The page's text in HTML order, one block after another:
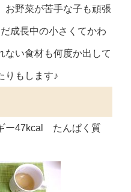
お野菜が苦手な子も頑張
成長中の小さくてかわ
ない食材も何度か出して
りもします♪
ー47kcal たんぱく質